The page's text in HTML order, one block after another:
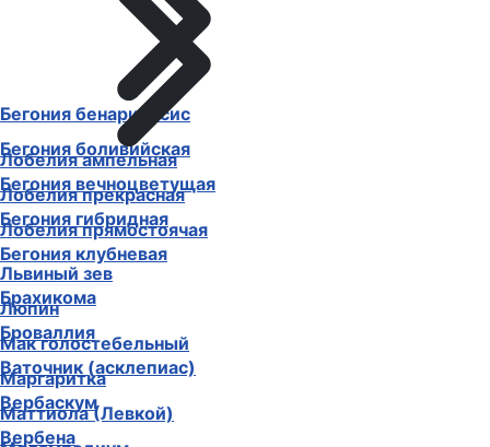
Бегония бенариенсис
Бегония боливийская
Бегония вечноцветущая
Бегония гибридная
Бегония клубневая
Брахикома
Броваллия
Ваточник (асклепиас)
Вербаскум
Вербена
Лобелия ампельная
Лобелия прекрасная
Лобелия прямостоячая
Львиный зев
Люпин
Мак голостебельный
Маргаритка
Маттиола (Левкой)